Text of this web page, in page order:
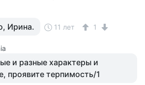
Ирина. 11 лет 1
и разные характеры и
проявите терпимость/1